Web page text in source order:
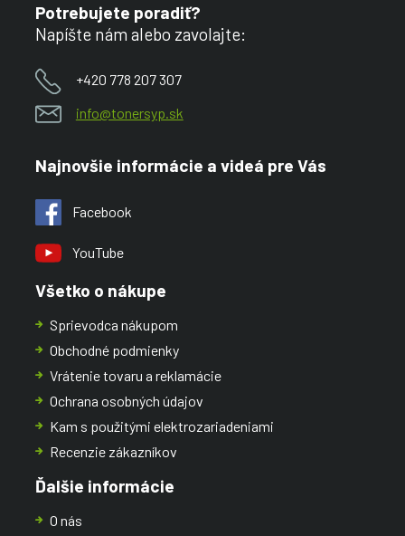
Potrebujete poradiť?
Napíšte nám alebo zavolajte:
+420 778 207 307
info@tonersyp.sk
Najnovšie informácie a videá pre Vás
Facebook
YouTube
Všetko o nákupe
Sprievodca nákupom
Obchodné podmienky
Vrátenie tovaru a reklamácie
Ochrana osobných údajov
Kam s použitými elektrozariadeniami
Recenzie zákazníkov
Ďalšie informácie
O nás